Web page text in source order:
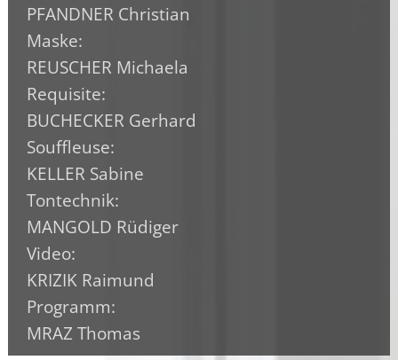
PFANDNER Christian
Maske:
REUSCHER Michaela
Requisite:
BUCHECKER Gerhard
Souffleuse:
KELLER Sabine
Tontechnik:
MANGOLD Rüdiger
Video:
KRIZIK Raimund
Programm:
MRAZ Thomas